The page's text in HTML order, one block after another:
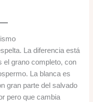
La diferencia está
el grano completo, con
La blanca es
gran parte del salvado
pero que cambia